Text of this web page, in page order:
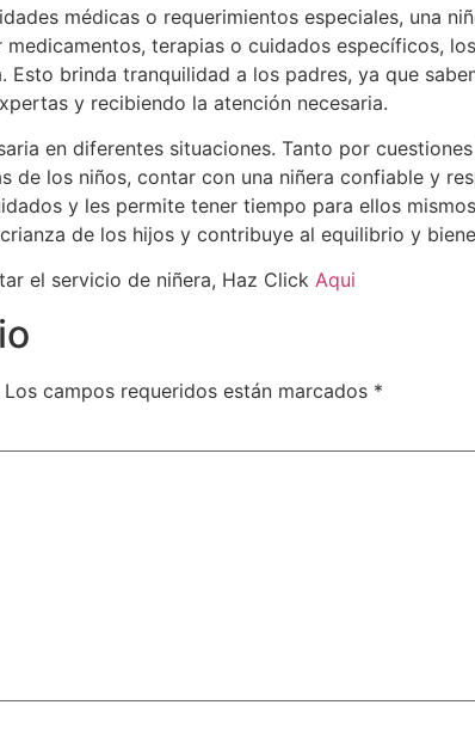
médicas o requerimientos especiales, una
terapias o cuidados específicos,
brinda tranquilidad a los padres, ya que
y recibiendo la atención necesaria.
en diferentes situaciones. Tanto por
de los niños, contar con una niñera confiable y
y les permite tener tiempo para ellos
de los hijos y contribuye al equilibrio y
el servicio de niñera, Haz Click Aqui
Los campos requeridos están marcados *